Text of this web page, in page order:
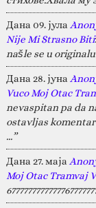
Дана 09. јула
Nije Mi Strasno Biti:
našle se u originalu
Дана 28. јуна
Vuco Moj Otac
nevaspitan pa da
ostavljas
…”
Дана 27. маја
Moj Otac Tramvaj